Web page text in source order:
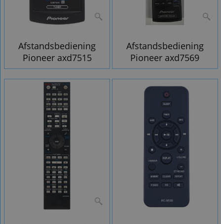
Afstandsbediening
Pioneer axd7515
Afstandsbediening
Pioneer axd7569